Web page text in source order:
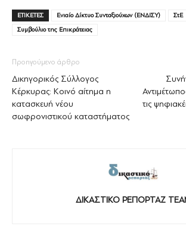
ΕΤΙΚΕΤΕΣ Ενιαίο Δίκτυο Συνταξιούχων (ΕΝΔΙΣΥ)
ΣτΕ
Συμβούλιο της Επικράτειας
Προηγούμενο άρθρο
Δικηγορικός Σύλλογος
Κέρκυρας: Κοινό αίτημα η
κατασκευή νέου
σωφρονιστικού καταστήματος
τις
ΔΙΚΑΣΤΙΚΟ ΡΕΠΟΡΤΑΖ